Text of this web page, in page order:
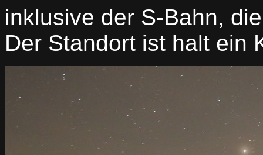
inklusive der S-Bahn,
Der Standort ist halt ein